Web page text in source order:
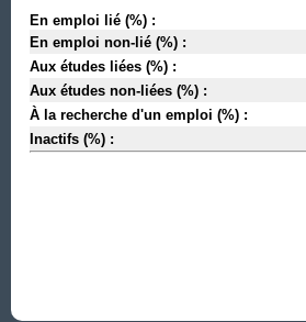
En emploi lié (%) :
En emploi non-lié (%) :
Aux études liées (%) :
Aux études non-liées (%) :
À la recherche d'un emploi (%) :
Inactifs (%) :